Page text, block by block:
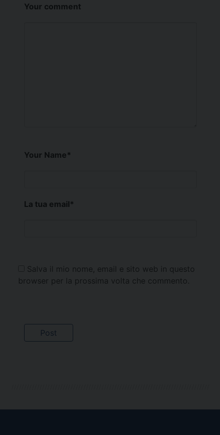
Your comment
Your Name*
La tua email*
Salva il mio nome, email e sito web in questo
browser per la prossima volta che commento.